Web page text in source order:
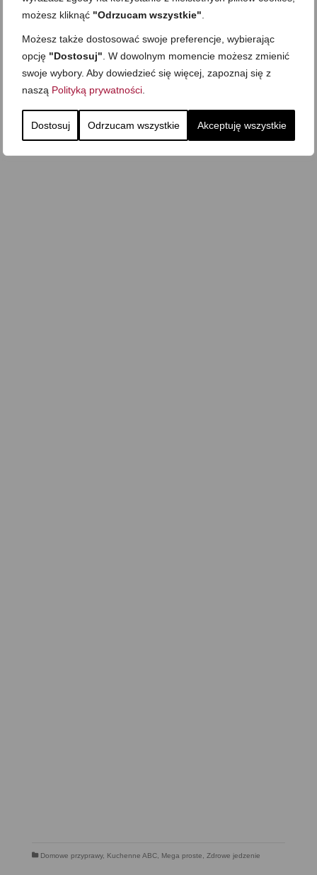
możesz kliknąć "Odrzucam wszystkie"
Możesz także dostosować swoje preferencje, wybierając
opcję "Dostosuj" . W dowolnym momencie możesz zmienić
swoje wybory. Aby dowiedzieć się więcej, zapoznaj się z
naszą Polityką prywatności
Dostosuj Odrzucam wszystkie Akceptuję wszystkie
Domowe przyprawy, Kuchenne ABC Mega proste Zdrowe jedzenie